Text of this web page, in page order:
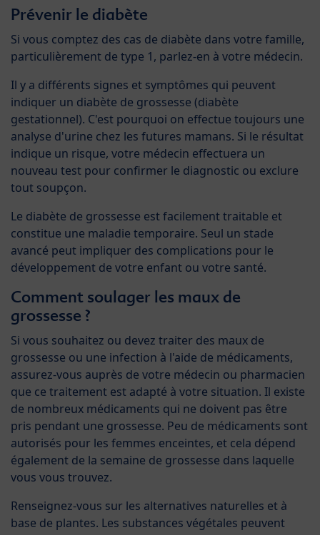
Prévenir le diabète
Si vous comptez des cas de diabète dans votre famille,
particulièrement de type 1, parlez-en à votre médecin.
Il y a différents signes et symptômes qui peuvent
indiquer un diabète de grossesse (diabète
gestationnel). C'est pourquoi on effectue toujours une
analyse d'urine chez les futures mamans. Si le résultat
indique un risque, votre médecin effectuera un
nouveau test pour confirmer le diagnostic ou exclure
tout soupçon.
Le diabète de grossesse est facilement traitable et
constitue une maladie temporaire. Seul un stade
avancé peut impliquer des complications pour le
développement de votre enfant ou votre santé.
Comment soulager les maux de
grossesse ?
Si vous souhaitez ou devez traiter des maux de
grossesse ou une infection à l'aide de médicaments,
assurez-vous auprès de votre médecin ou pharmacien
que ce traitement est adapté à votre situation. Il existe
de nombreux médicaments qui ne doivent pas être
pris pendant une grossesse. Peu de médicaments sont
autorisés pour les femmes enceintes, et cela dépend
également de la semaine de grossesse dans laquelle
vous vous trouvez.
Renseignez-vous sur les alternatives naturelles et à
base de plantes. Les substances végétales peuvent